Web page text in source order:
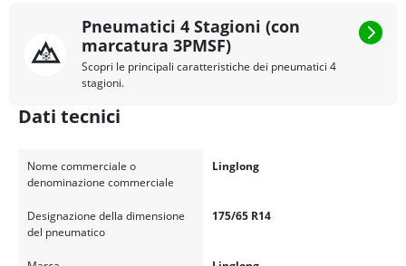
Pneumatici 4 Stagioni (con
marcatura 3PMSF)
Scopri le principali caratteristiche dei pneumatici 4
stagioni.
Dati tecnici
Nome commerciale o
denominazione commerciale
Linglong
Designazione della dimensione
del pneumatico
175/65 R14